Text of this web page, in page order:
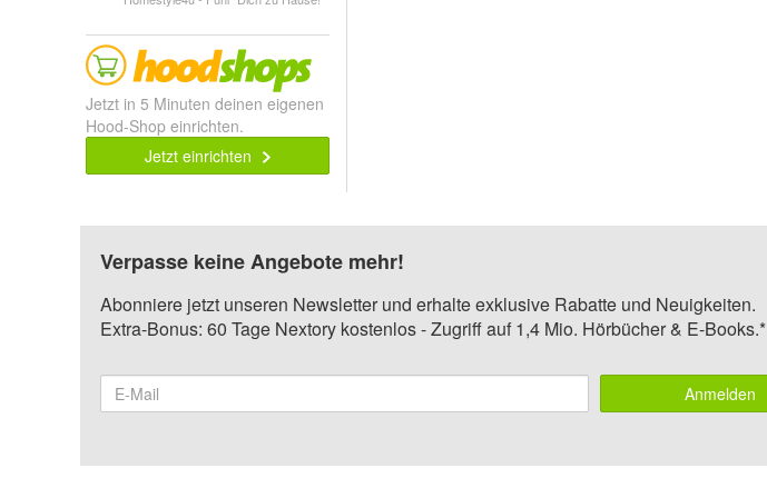
Jetzt in 5 Minuten deinen eigenen
Hood-Shop einrichten.
Jetzt einrichten
Verpasse keine Angebote mehr!
Abonniere jetzt unseren Newsletter und erhalte exklusive Rabatte und Neuigkeiten.
Extra-Bonus: 60 Tage Nextory kostenlos - Zugriff auf 1,4 Mio. Hörbücher & E-Books.*
Anmelden